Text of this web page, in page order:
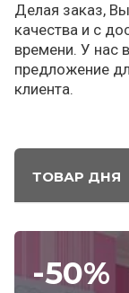
ТОВАР ДНЯ
-50%
Делая заказ,
качества и с
времени. У нас
предложение
клиента.